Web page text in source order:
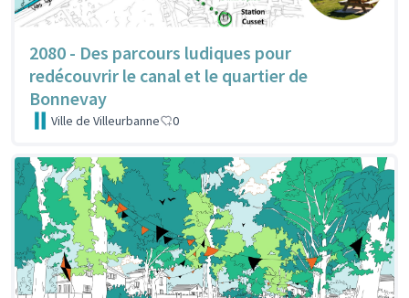
2080 - Des parcours ludiques pour
redécouvrir le canal et le quartier de
Bonnevay
Ville de Villeurbanne 0